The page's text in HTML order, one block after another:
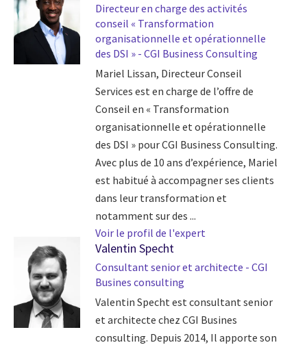
Directeur en charge des activités
conseil « Transformation
organisationnelle et opérationnelle
des DSI » - CGI Business Consulting
Mariel Lissan, Directeur Conseil
Services est en charge de l’offre de
Conseil en « Transformation
organisationnelle et opérationnelle
des DSI » pour CGI Business Consulting.
Avec plus de 10 ans d’expérience, Mariel
est habitué à accompagner ses clients
dans leur transformation et
notamment sur des ...
Voir le profil de l'expert
Valentin Specht
Consultant senior et architecte - CGI
Busines consulting
Valentin Specht est consultant senior
et architecte chez CGI Busines
consulting. Depuis 2014, Il apporte son